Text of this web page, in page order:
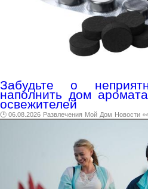
Забудьте о
наполнить дом
освежителей
🕑 06.08.2026 Развлечения Мой Дом Новости